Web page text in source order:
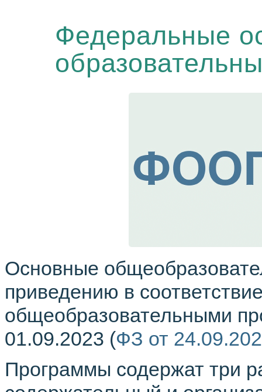
Федеральные
Основные
приведению в
общеобразовательными
01.09.2023 (ФЗ от
Программы содержат три